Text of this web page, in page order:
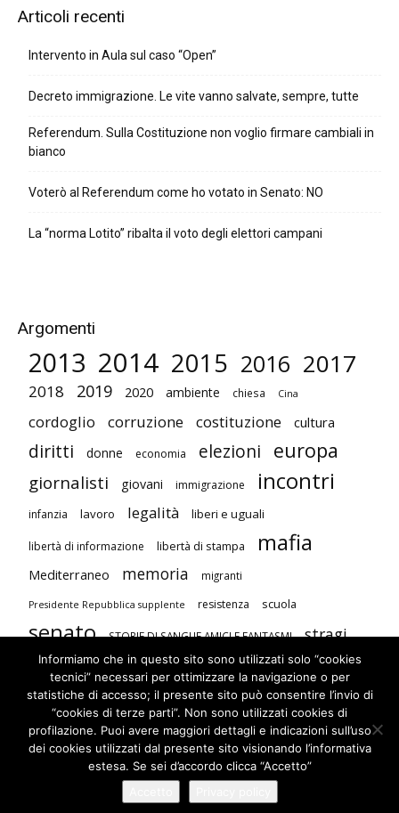
Articoli recenti
Intervento in Aula sul caso “Open”
Decreto immigrazione. Le vite vanno salvate, sempre, tutte
Referendum. Sulla Costituzione non voglio firmare cambiali in
bianco
Voterò al Referendum come ho votato in Senato: NO
La “norma Lotito” ribalta il voto degli elettori campani
Argomenti
2013 2014 2015 2016 2017
2018 2019 2020 ambiente chiesa Cina
cordoglio corruzione costituzione cultura
diritti donne economia elezioni europa
giornalisti giovani immigrazione incontri
infanzia lavoro legalità liberi e uguali
libertà di informazione libertà di stampa mafia
Mediterraneo memoria migranti
Presidente Repubblica supplente resistenza scuola
senato STORIE DI SANGUE AMICI E FANTASMI stragi
studenti terrorismo Unione Europea
violenza contro le donne visite
© Newspaper WordPress Theme by TagDiv
Informiamo che in questo sito sono utilizzati solo “cookies
tecnici” necessari per ottimizzare la navigazione o per
statistiche di accesso; il presente sito può consentire l’invio di
“cookies di terze parti”. Non sono utilizzati cookies di
profilazione. Puoi avere maggiori dettagli e indicazioni sull’uso
dei cookies utilizzati dal presente sito visionando l’informativa
estesa. Se sei d’accordo clicca “Accetto”